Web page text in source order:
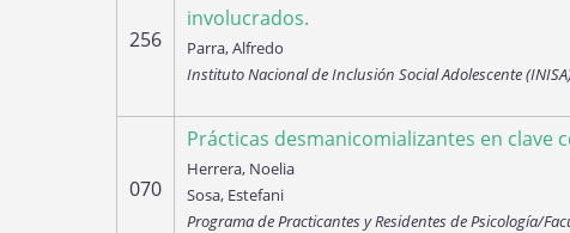
256
involucrados.
Parra, Alfredo
Instituto Nacional de Inclusión Social Adolescente
070
Prácticas desmanicomializantes en
Herrera, Noelia
Sosa, Estefani
Programa de Practicantes y Residentes de Psicología/